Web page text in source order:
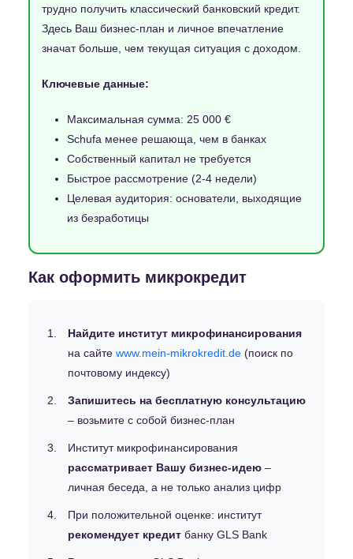
трудно получить классический банковский кредит.
Здесь Ваш бизнес-план и личное впечатление
значат больше, чем текущая ситуация с доходом.
Ключевые данные:
Максимальная сумма: 25 000 €
Schufa менее решающа, чем в банках
Собственный капитал не требуется
Быстрое рассмотрение (2-4 недели)
Целевая аудитория: основатели, выходящие
из безработицы
Как оформить микрокредит
Найдите институт микрофинансирования
на сайте www.mein-mikrokredit.de (поиск по
почтовому индексу)
Запишитесь на бесплатную консультацию
– возьмите с собой бизнес-план
Институт микрофинансирования
рассматривает Вашу бизнес-идею –
личная беседа, а не только анализ цифр
При положительной оценке: институт
рекомендует кредит банку GLS Bank